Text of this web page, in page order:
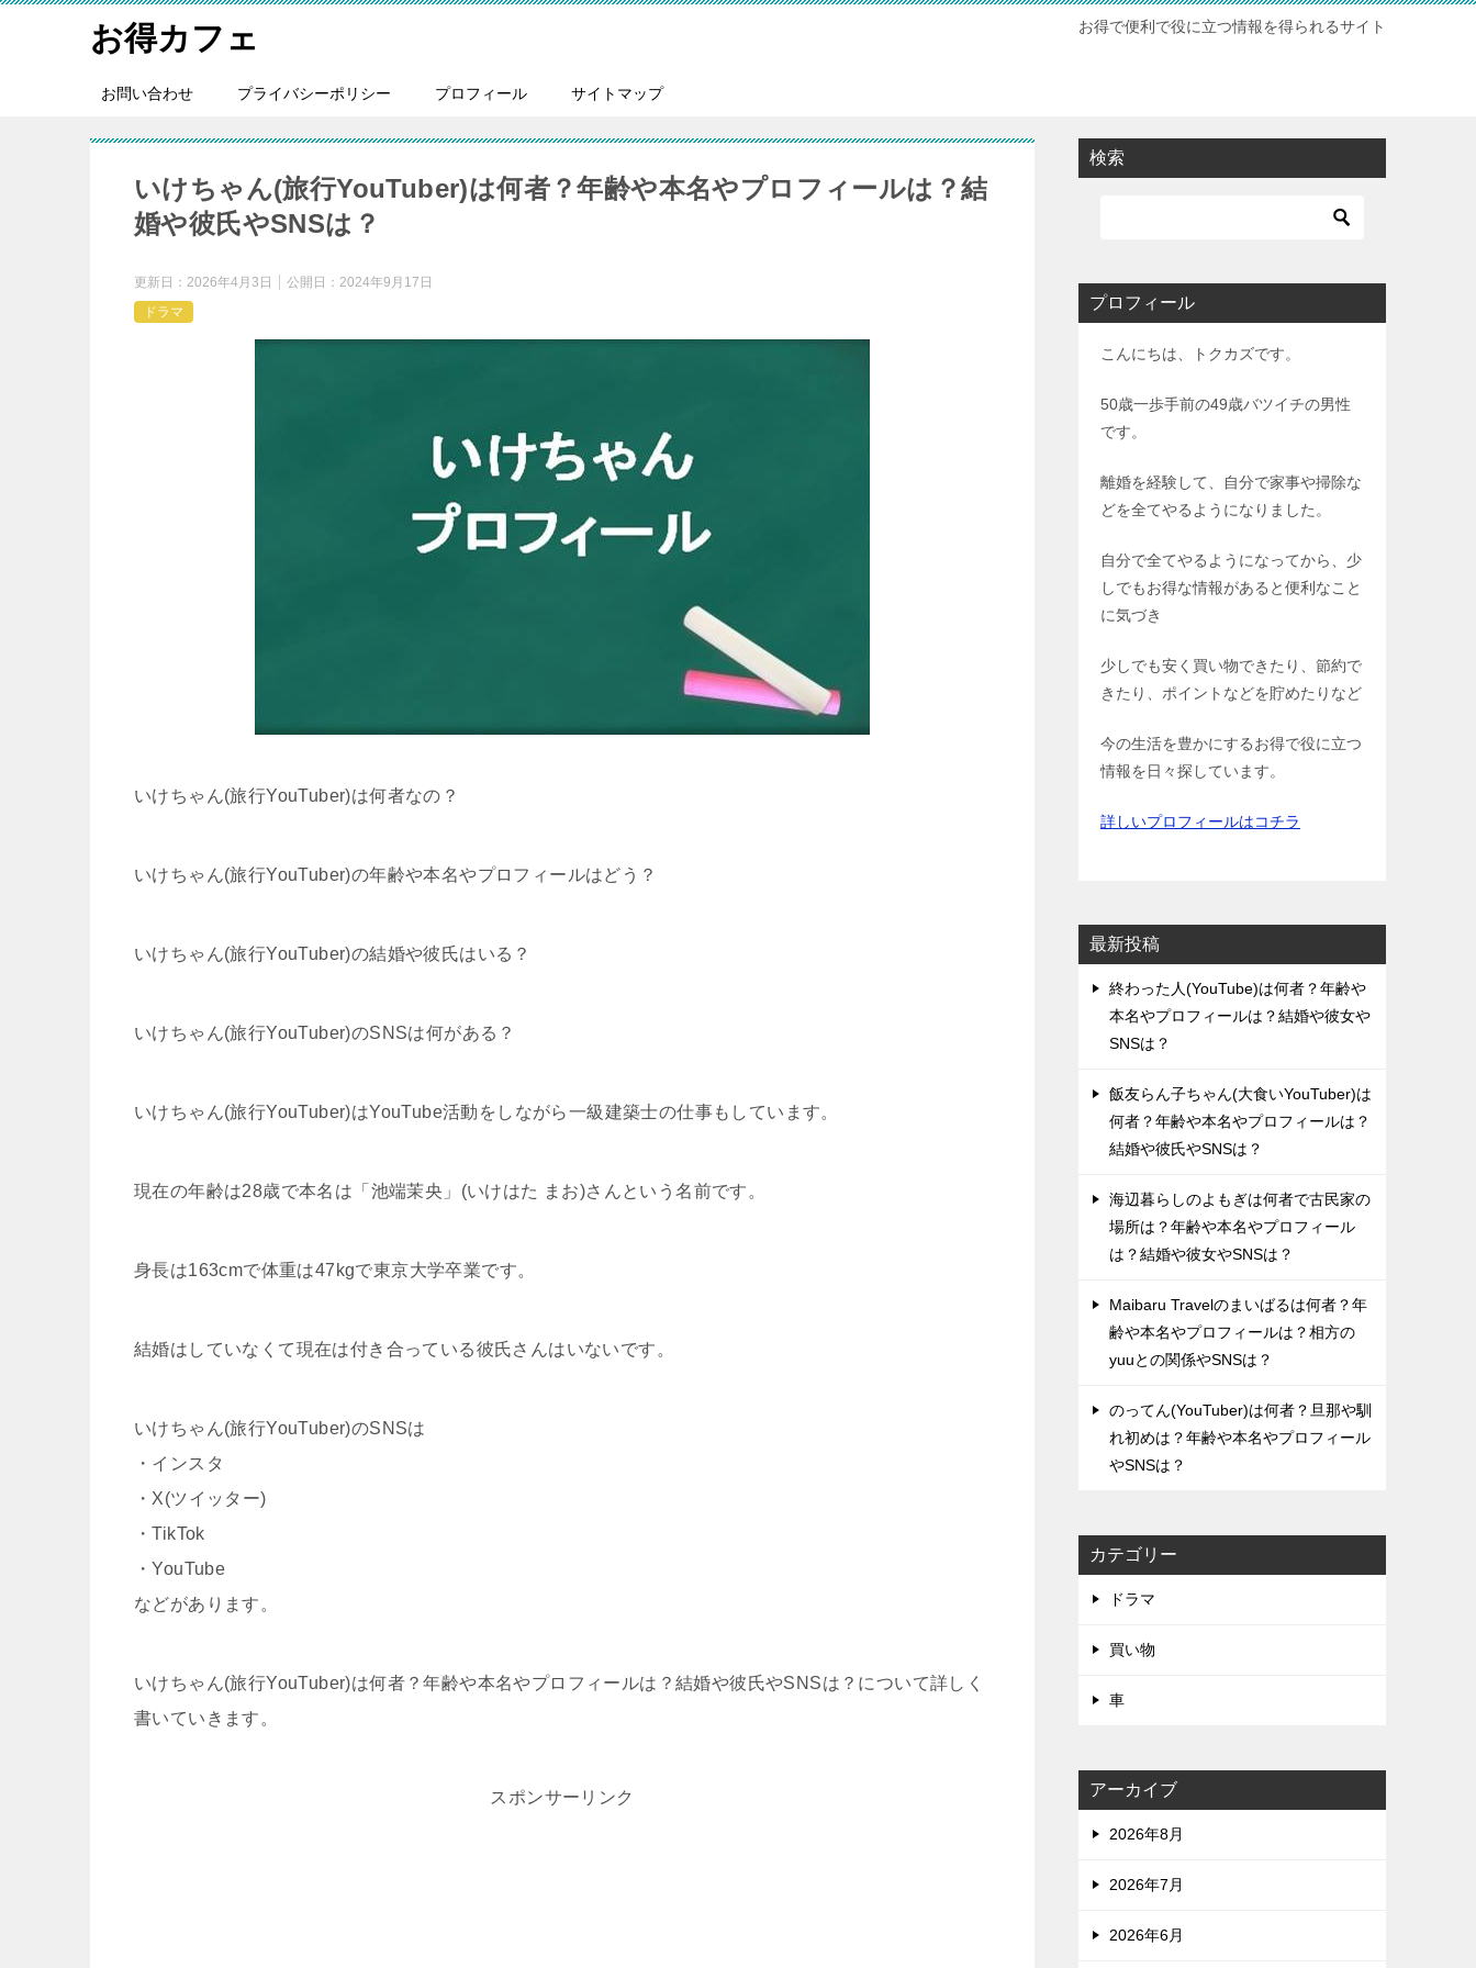
お得カフェ お得で便利で役に立つ情報を得られるサイト
お問い合わせ プライバシーポリシー プロフィール サイトマップ
いけちゃん(旅行YouTuber)は何者？年齢や本名やプロフィールは？結
婚や彼氏やSNSは？
更新日： 2026年4月3日 公開日： 2024年9月17日
ドラマ
いけちゃん(旅行YouTuber)は何者なの？
いけちゃん(旅行YouTuber)の年齢や本名やプロフィールはどう？
いけちゃん(旅行YouTuber)の結婚や彼氏はいる？
いけちゃん(旅行YouTuber)のSNSは何がある？
いけちゃん(旅行YouTuber)はYouTube活動をしながら一級建築士の仕事もしています。
現在の年齢は28歳で本名は「池端茉央」(いけはた まお)さんという名前です。
身長は163cmで体重は47kgで東京大学卒業です。
結婚はしていなくて現在は付き合っている彼氏さんはいないです。
いけちゃん(旅行YouTuber)のSNSは
・インスタ
・X(ツイッター)
・TikTok
・YouTube
などがあります。
いけちゃん(旅行YouTuber)は何者？年齢や本名やプロフィールは？結婚や彼氏やSNSは？について詳しく
書いていきます。
スポンサーリンク
検索
プロフィール
こんにちは、トクカズです。
50歳一歩手前の49歳バツイチの男性
です。
離婚を経験して、自分で家事や掃除な
どを全てやるようになりました。
自分で全てやるようになってから、少
しでもお得な情報があると便利なこと
に気づき
少しでも安く買い物できたり、節約で
きたり、ポイントなどを貯めたりなど
今の生活を豊かにするお得で役に立つ
情報を日々探しています。
詳しいプロフィールはコチラ
最新投稿
終わった人(YouTube)は何者？年齢や
本名やプロフィールは？結婚や彼女や
SNSは？
飯友らん子ちゃん(大食いYouTuber)は
何者？年齢や本名やプロフィールは？
結婚や彼氏やSNSは？
海辺暮らしのよもぎは何者で古民家の
場所は？年齢や本名やプロフィール
は？結婚や彼女やSNSは？
Maibaru Travelのまいばるは何者？年
齢や本名やプロフィールは？相方の
yuuとの関係やSNSは？
のってん(YouTuber)は何者？旦那や馴
れ初めは？年齢や本名やプロフィール
やSNSは？
カテゴリー
ドラマ
買い物
車
アーカイブ
2026年8月
2026年7月
2026年6月